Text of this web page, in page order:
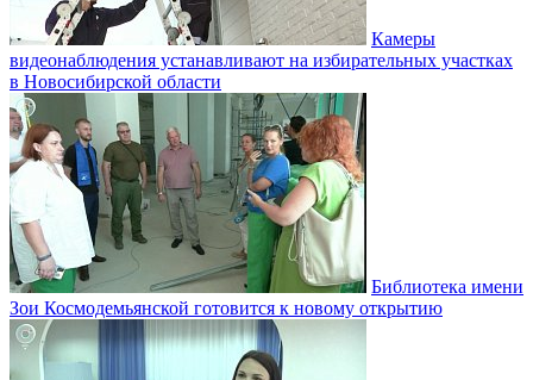
Камеры
видеонаблюдения устанавливают на избирательных участках
в Новосибирской области
Библиотека имени
Зои Космодемьянской готовится к новому открытию